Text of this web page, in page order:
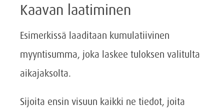
Kaavan laatiminen
Esimerkissä laaditaan kumulatiivinen
myyntisumma, joka laskee tuloksen valitulta
aikajaksolta.
Sijoita ensin visuun kaikki ne tiedot, joita